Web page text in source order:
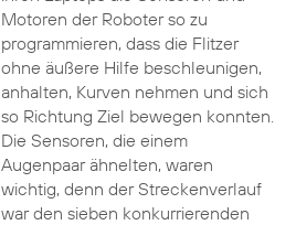
Motoren der Roboter so zu
programmieren, dass die Flitzer
ohne äußere Hilfe beschleunigen,
anhalten, Kurven nehmen und sich
so Richtung Ziel bewegen konnten.
Die Sensoren, die einem
Augenpaar ähnelten, waren
wichtig, denn der Streckenverlauf
war den sieben konkurrierenden